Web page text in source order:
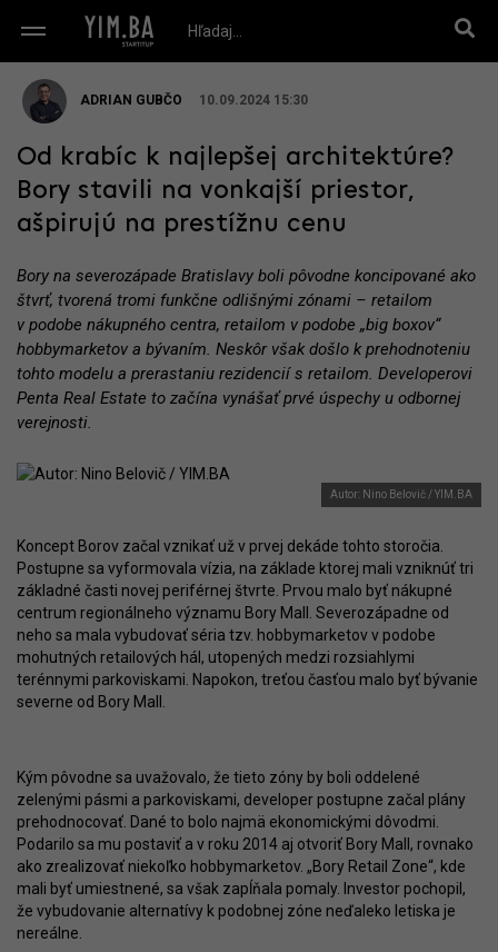
ADRIAN GUBČO 10.09.2024 15:30
Od krabíc k najlepšej architektúre?
Bory stavili na vonkajší priestor,
ašpirujú na prestížnu cenu
Bory na severozápade Bratislavy boli pôvodne koncipované ako
štvrť, tvorená tromi funkčne odlišnými zónami – retailom
v podobe nákupného centra, retailom v podobe „big boxov“
hobbymarketov a bývaním. Neskôr však došlo k prehodnoteniu
tohto modelu a prerastaniu rezidencií s retailom. Developerovi
Penta Real Estate to začína vynášať prvé úspechy u odbornej
verejnosti.
Autor: Nino Belovič / YIM.BA
Koncept Borov začal vznikať už v prvej dekáde tohto storočia.
Postupne sa vyformovala vízia, na základe ktorej mali vzniknúť tri
základné časti novej periférnej štvrte. Prvou malo byť nákupné
centrum regionálneho významu Bory Mall. Severozápadne od
neho sa mala vybudovať séria tzv. hobbymarketov v podobe
mohutných retailových hál, utopených medzi rozsiahlymi
terénnymi parkoviskami. Napokon, treťou časťou malo byť bývanie
severne od Bory Mall.
Kým pôvodne sa uvažovalo, že tieto zóny by boli oddelené
zelenými pásmi a parkoviskami, developer postupne začal plány
prehodnocovať. Dané to bolo najmä ekonomickými dôvodmi.
Podarilo sa mu postaviť a v roku 2014 aj otvoriť Bory Mall, rovnako
ako zrealizovať niekoľko hobbymarketov. „Bory Retail Zone“, kde
mali byť umiestnené, sa však zapĺňala pomaly. Investor pochopil,
že vybudovanie alternatívy k podobnej zóne neďaleko letiska je
nereálne.